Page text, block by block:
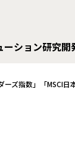
ーション研究開
ズ指数」「MSCI